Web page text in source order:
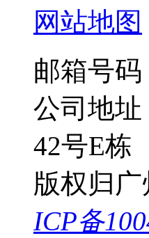
网站地图
邮箱号码
公司地
42号E栋
版权归
ICP备